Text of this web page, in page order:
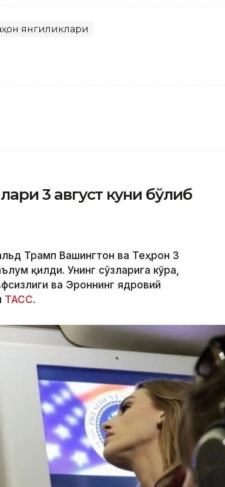
янгиликлари
3 август куни бўлиб
Трамп Вашингтон ва Теҳрон 3
қилди. Унинг сўзларига кўра,
ва Эроннинг ядровий
ТАСС.